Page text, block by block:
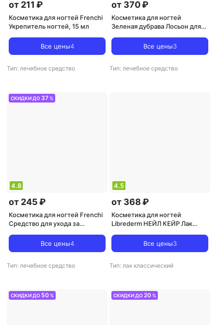
от 211 ₽
Косметика для ногтей Frenchi
Укрепитель ногтей, 15 мл
Все цены4
Тип: лечебное средство
от 370 ₽
Косметика для ногтей
Зеленая дубрава Лосьон для
Все цены3
Тип: лечебное средство
СКИДКИ ДО 37 %
4.8
от 245 ₽
Косметика для ногтей Frenchi
Средство для ухода за
с шиммером 11 мл
Все цены4
Тип: лечебное средство
4.5
от 368 ₽
Косметика для ногтей
Librederm НЕЙЛ КЕЙР Лак
(гиалурон) 10мл
Все цены3
Тип: лак классический
СКИДКИ ДО 50 % СКИДКИ ДО20 %